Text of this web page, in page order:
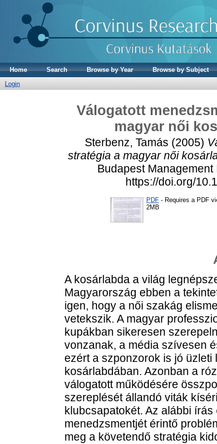
Home Search Browse by Year
Browse by Subject
Login
Válogatott
magyar női
Sterbenz, Tamás (2005)
stratégia a magyar női
Budapest
https://doi.org/
PDF - Requires a PDF
2MB
A kosárlabda a világ
Magyarország ebben a
igen, hogy a női szakág
vetekszik. A magyar
kupákban sikeresen
vonzanak, a média szívesen
ezért a szponzorok is jó üzleti
kosárlabdában. Azonban a
válogatott működésére
szereplését állandó viták
klubcsapatokét. Az alábbi
menedzsmentjét érintő
meg a követendő stratégia